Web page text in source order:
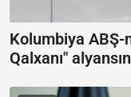
Kolumbiya ABŞ-
Qalxanı"